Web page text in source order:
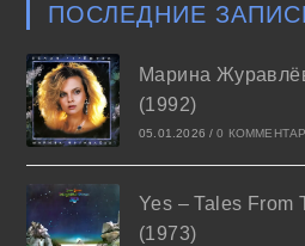
ПОСЛЕДНИЕ
Марина
(1992)
05.01.2026 / 0
Yes – Tales From
(1973)